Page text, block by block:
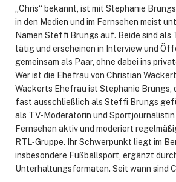
„Chris“ bekannt, ist mit Stephanie
in den Medien und im Fernsehen meist
Namen Steffi Brungs auf. Beide sind als
tätig und erscheinen in Interview und
gemeinsam als Paar, ohne dabei ins
Wer ist die Ehefrau von Christian
Wackerts Ehefrau ist Stephanie Brungs,
fast ausschließlich als Steffi Brungs
als TV‑Moderatorin und
Fernsehen aktiv und moderiert
RTL‑Gruppe. Ihr Schwerpunkt liegt im
insbesondere Fußballsport, ergänzt
Unterhaltungsformaten. Seit wann sind